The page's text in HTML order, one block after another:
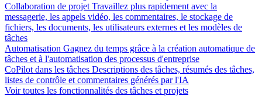
Collaboration de projet Travaillez plus rapidement avec la
messagerie, les appels vidéo, les commentaires, le stockage de
fichiers, les documents, les utilisateurs externes et les modèles de
tâches
Automatisation Gagnez du temps grâce à la création automatique de
tâches et à l'automatisation des processus d'entreprise
CoPilot dans les tâches Descriptions des tâches, résumés des tâches,
listes de contrôle et commentaires générés par l'IA
Voir toutes les fonctionnalités des tâches et projets